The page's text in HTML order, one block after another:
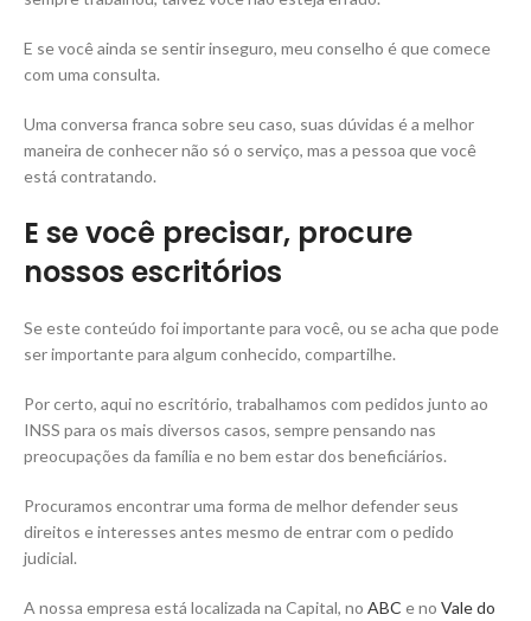
E se você ainda se sentir inseguro, meu conselho é que comece
com uma consulta.
Uma conversa franca sobre seu caso, suas dúvidas é a melhor
maneira de conhecer não só o serviço, mas a pessoa que você
está contratando.
E se você precisar, procure
nossos escritórios
Se este conteúdo foi importante para você, ou se acha que pode
ser importante para algum conhecido, compartilhe.
Por certo, aqui no escritório, trabalhamos com pedidos junto ao
INSS para os mais diversos casos, sempre pensando nas
preocupações da família e no bem estar dos beneficiários.
Procuramos encontrar uma forma de melhor defender seus
direitos e interesses antes mesmo de entrar com o pedido
judicial.
A nossa empresa está localizada na Capital, no ABC e no Vale do